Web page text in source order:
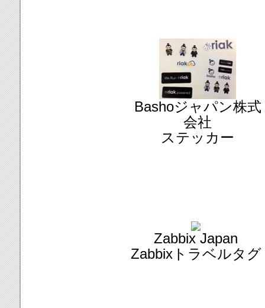
Bashoジャパン株式
会社
ステッカー
Zabbix Japan
Zabbixトラベルタグ